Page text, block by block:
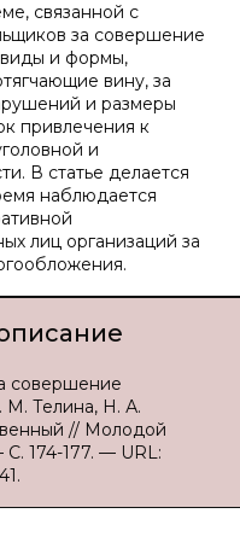
связанной с
за совершение
и формы,
вину, за
и размеры
привлечения к
и
В статье делается
наблюдается
лиц организаций за
совершение
М. Телина, Н. А.
// Молодой
174-177. — URL: